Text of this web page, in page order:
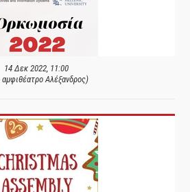
14 Δεκ 2022, 11:00
Αλέξανδρος)